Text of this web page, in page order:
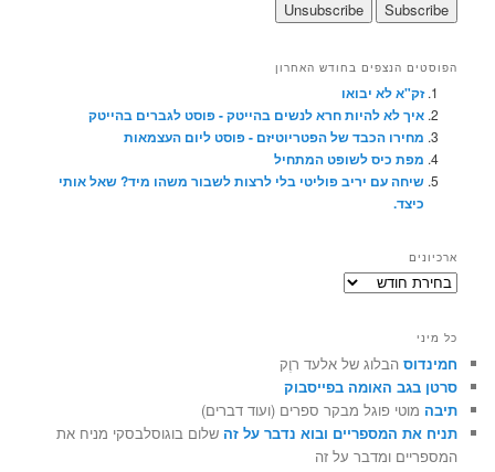
הפוסטים הנצפים בחודש האחרון
זק"א לא יבואו
איך לא להיות חרא לנשים בהייטק - פוסט לגברים בהייטק
מחירו הכבד של הפטריוטיזם - פוסט ליום העצמאות
מפת כיס לשופט המתחיל
שיחה עם יריב פוליטי בלי לרצות לשבור משהו מיד? שאל אותי
כיצד.
ארכיונים
ארכיונים
כל מיני
חמינדוס הבלוג של אלעד רוֶק
סרטן בגב האומה בפייסבוק
תיבה מוטי פוגל מבקר ספרים (ועוד דברים)
תניח את המספריים ובוא נדבר על זה שלום בוגוסלבסקי מניח את
המספריים ומדבר על זה